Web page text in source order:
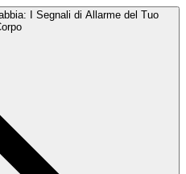
I Segnali di Allarme del Tuo